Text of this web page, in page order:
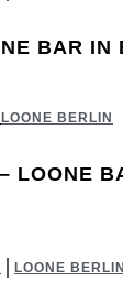
BAR IN
LOONE BERLIN
LOONE
LOONE BERLIN